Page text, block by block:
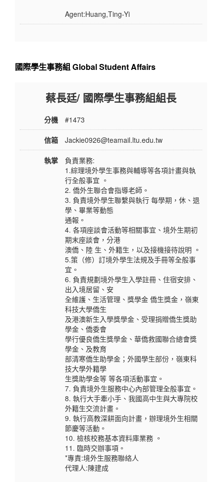
Agent:Huang,Ting-Yi
國際學生事務組 Global Student Affairs
蔡長廷/ 國際學生事務組組長
分機 #1473
信箱 Jackie0926@teamail.ltu.edu.tw
執掌
負責業務:
1.綜理境外學生事務與輔導等各項計畫與執
行全般事宜 。
2. 僑外生聯合會指導老師。
3. 負責境外學生聯繫與執行 每學期，休、退
學、畢業等動態
通報。
4. 各項座談會活動等相關事宜、境外生期初
期末座談會，分港
澳僑、陸 生、外籍生，以及接機接待說明 。
5.策（修）訂境外學生法規及手冊等全般事
宜。
6. 負責規劃境外學生入學註冊、住宿安排、
出入境居留、安
全維護、生活管理、獎學金 僑生獎金，嶺東
科技大學僑生
及港澳新生入學獎學金、受理捐贈僑生獎助
學金、僑委會
學行優良僑生獎學金、華僑救國聯合總會獎
學金、及教育
部清寒僑生助學金；外國學生部份，嶺東科
技大學外籍學
生獎助學金等 等各項活動事宜。
7. 負責境外生服務中心內部管理全般事宜。
8. 執行大手牽小手、我國高中生與大專院校
外籍生交流計畫。
9. 執行高教深耕面向計畫，辦理境外生相關
節慶等活動。
10. 檢核校務基本資料庫業務 。
11. 臨時交辦事項。
*專責:境外生服務聯絡人
代理人:陳建成